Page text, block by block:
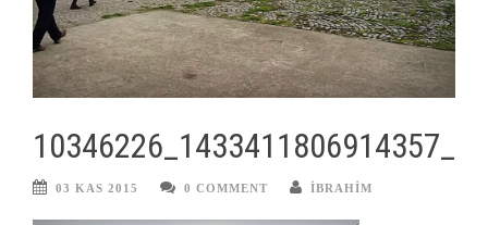
03 KAS 2015 0 COMMENT IBRAHIM